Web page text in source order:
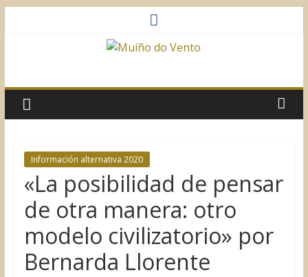
do
Vento
Asociación
Sociocultural
Información alternativa 2020
«La posibilidad de pensar
de otra manera: otro
modelo civilizatorio» por
Bernarda Llorente